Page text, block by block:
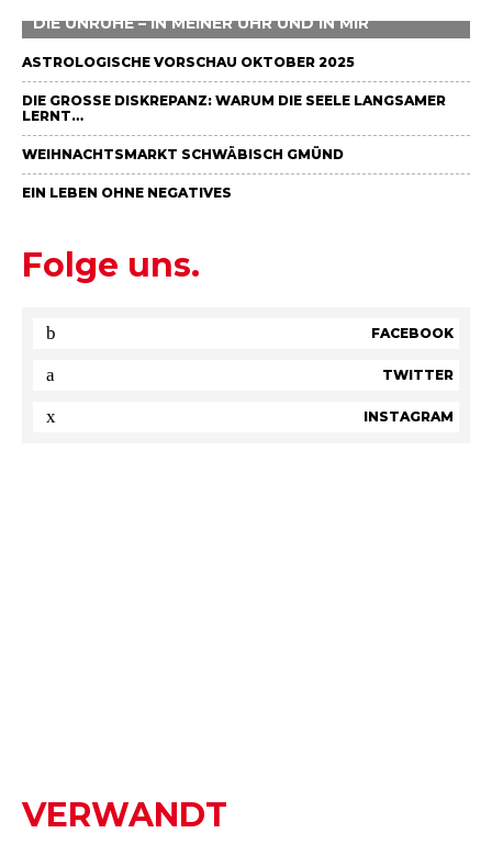
DIE UNRUHE – IN MEINER UHR UND IN MIR
ASTROLOGISCHE VORSCHAU OKTOBER 2025
DIE GROSSE DISKREPANZ: WARUM DIE SEELE LANGSAMER L
ERNT…
WEIHNACHTSMARKT SCHWÄBISCH GMÜND
EIN LEBEN OHNE NEGATIVES
Folge uns.
FACEBOOK
TWITTER
INSTAGRAM
VERWANDT